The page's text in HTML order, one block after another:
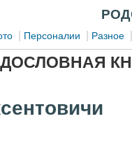
Персоналии Разное